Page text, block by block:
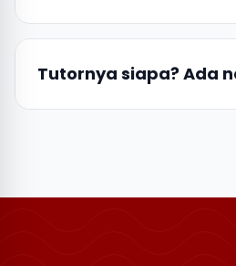
Tutornya siapa? Ada